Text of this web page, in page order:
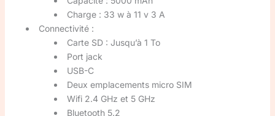
Charge : 33 w à 11 v 3 A
Connectivité :
Carte SD : Jusqu’à 1 To
Port jack
USB-C
Deux emplacements micro SIM
Wifi 2.4 GHz et 5 GHz
Bluetooth 5.2